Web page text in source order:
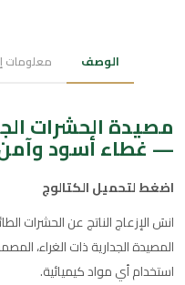
الوصف معلومات
مصيدة الحشرات
— غطاء أسود وآمن 30
اضغط لتحميل الكتالوج
انسَ الإزعاج الناتج عن الحشرات
المصيدة الجدارية ذات الغراء،
استخدام أي مواد كيميائية.